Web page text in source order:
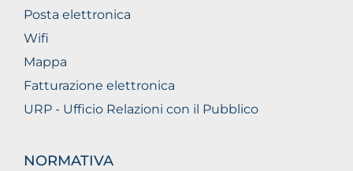
Posta elettronica
Wifi
Mappa
Fatturazione elettronica
URP - Ufficio Relazioni con il Pubblico
NORMATIVA